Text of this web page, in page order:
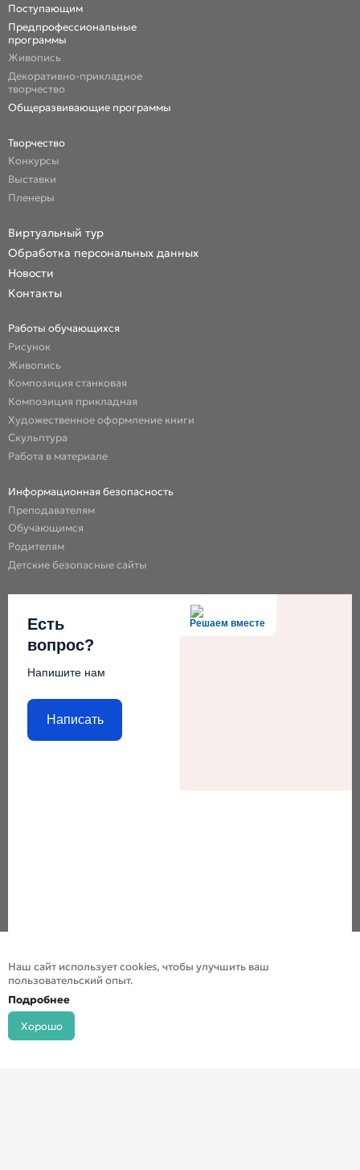
Поступающим
Предпрофессиональные
программы
Живопись
Декоративно-прикладное
творчество
Общеразвивающие программы
Творчество
Конкурсы
Выставки
Пленеры
Виртуальный тур
Обработка персональных данных
Новости
Контакты
Работы обучающихся
Рисунок
Живопись
Композиция станковая
Композиция прикладная
Художественное оформление книги
Скульптура
Работа в материале
Информационная безопасность
Преподавателям
Обучающимся
Родителям
Детские безопасные сайты
Решаем вместе
Есть
вопрос?
Напишите нам
Написать
Наш сайт использует cookies, чтобы улучшить ваш
пользовательский опыт.
Подробнее
Хорошо